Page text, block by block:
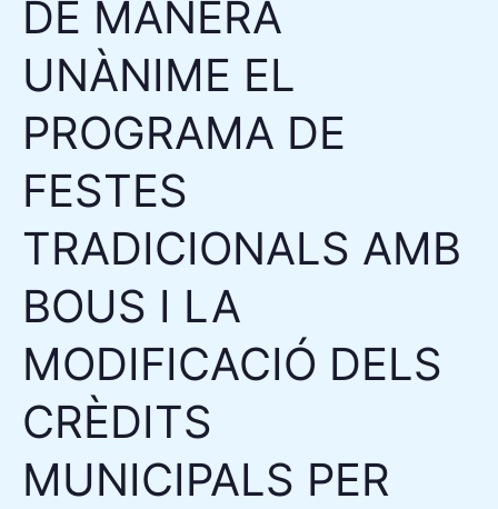
DE MANERA
UNÀNIME EL
PROGRAMA DE
FESTES
TRADICIONALS AMB
BOUS I LA
MODIFICACIÓ DELS
CRÈDITS
MUNICIPALS PER
TRADICIONALS
AMB
BOUS
LA
DELS
CRÈDITS
MUNICIPALS
PER
2,15
MILIONS
D’EUROS